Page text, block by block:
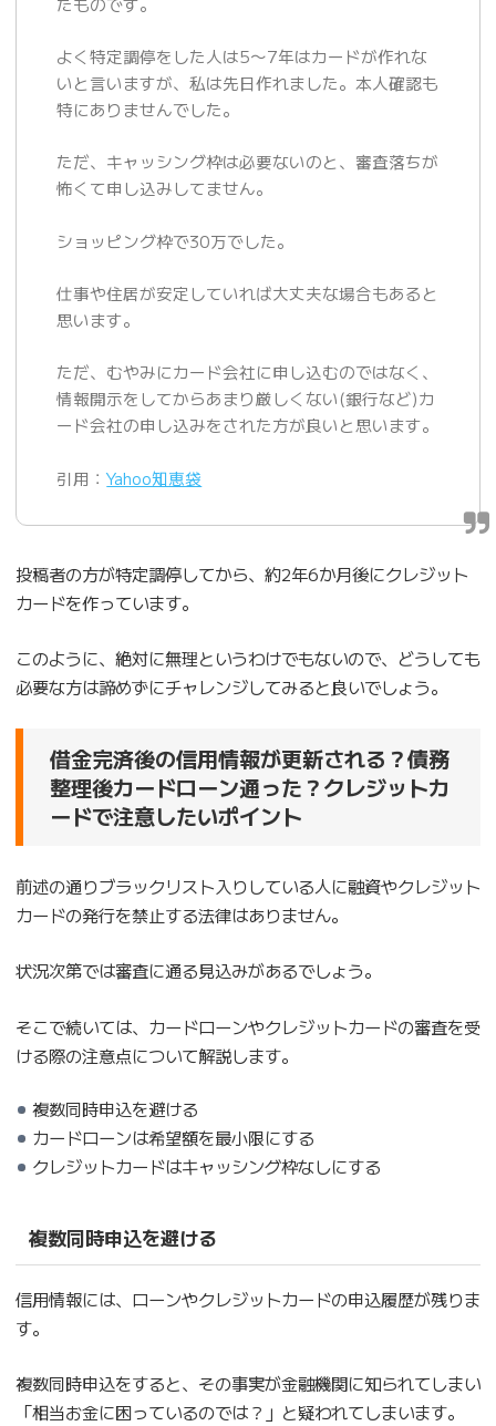
よく特定調停をした人は5〜7年はカードが作れな
いと言いますが、私は先日作れました。本人確認も
特にありませんでした。
ただ、キャッシング枠は必要ないのと、審査落ちが
怖くて申し込みしてません。
ショッピング枠で30万でした。
仕事や住居が安定していれば大丈夫な場合もあると
思います。
ただ、むやみにカード会社に申し込むのではなく、
情報開示をしてからあまり厳しくない(銀行など)カ
ード会社の申し込みをされた方が良いと思います。
引用：Yahoo知恵袋
投稿者の方が特定調停してから、約2年6か月後にクレジット
カードを作っています。
このように、絶対に無理というわけでもないので、どうしても
必要な方は諦めずにチャレンジしてみると良いでしょう。
借金完済後の信用情報が更新される？債務
整理後カードローン通った？クレジットカ
ードで注意したいポイント
前述の通りブラックリスト入りしている人に融資やクレジット
カードの発行を禁止する法律はありません。
状況次第では審査に通る見込みがあるでしょう。
そこで続いては、カードローンやクレジットカードの審査を受
ける際の注意点について解説します。
複数同時申込を避ける
カードローンは希望額を最小限にする
クレジットカードはキャッシング枠なしにする
複数同時申込を避ける
信用情報には、ローンやクレジットカードの申込履歴が残りま
す。
複数同時申込をすると、その事実が金融機関に知られてしまい
「相当お金に困っているのでは？」と疑われてしまいます。